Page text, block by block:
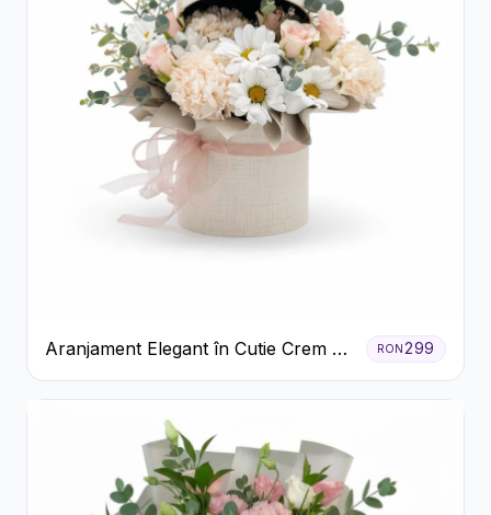
Aranjament Elegant în Cutie Crem cu
Crizanteme și Trandafiri
RON299